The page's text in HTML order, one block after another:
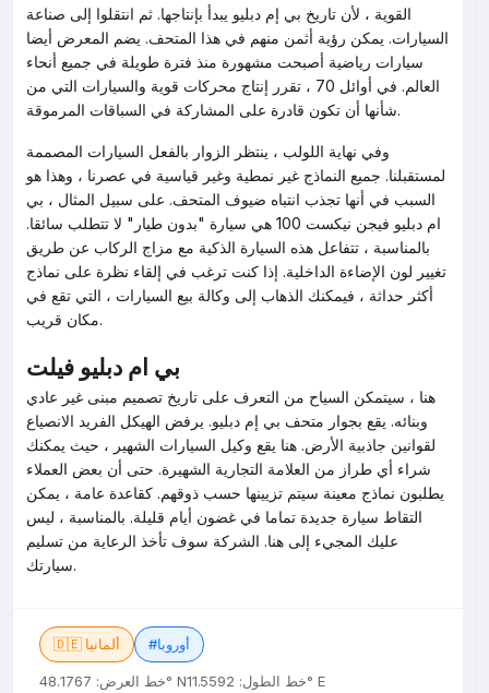
القوية ، لأن تاريخ بي إم دبليو يبدأ بإنتاجها. ثم انتقلوا إلى صناعة
السيارات. يمكن رؤية أثمن منهم في هذا المتحف. يضم المعرض أيضا
سيارات رياضية أصبحت مشهورة منذ فترة طويلة في جميع أنحاء
العالم. في أوائل 70 ، تقرر إنتاج محركات قوية والسيارات التي من
شأنها أن تكون قادرة على المشاركة في السباقات المرموقة.
وفي نهاية اللولب ، ينتظر الزوار بالفعل السيارات المصممة
لمستقبلنا. جميع النماذج غير نمطية وغير قياسية في عصرنا ، وهذا هو
السبب في أنها تجذب انتباه ضيوف المتحف. على سبيل المثال ، بي
ام دبليو فيجن نيكست 100 هي سيارة "بدون طيار" لا تتطلب سائقا.
بالمناسبة ، تتفاعل هذه السيارة الذكية مع مزاج الركاب عن طريق
تغيير لون الإضاءة الداخلية. إذا كنت ترغب في إلقاء نظرة على نماذج
أكثر حداثة ، فيمكنك الذهاب إلى وكالة بيع السيارات ، التي تقع في
مكان قريب.
بي ام دبليو فيلت
هنا ، سيتمكن السياح من التعرف على تاريخ تصميم مبنى غير عادي
وبنائه. يقع بجوار متحف بي إم دبليو. يرفض الهيكل الفريد الانصياع
لقوانين جاذبية الأرض. هنا يقع وكيل السيارات الشهير ، حيث يمكنك
شراء أي طراز من العلامة التجارية الشهيرة. حتى أن بعض العملاء
يطلبون نماذج معينة سيتم تزيينها حسب ذوقهم. كقاعدة عامة ، يمكن
التقاط سيارة جديدة تماما في غضون أيام قليلة. بالمناسبة ، ليس
عليك المجيء إلى هنا. الشركة سوف تأخذ الرعاية من تسليم
سيارتك.
🇩🇪 ألمانيا #أوروبا
خط العرض: 48.1767° N خط الطول: 11.5592° E